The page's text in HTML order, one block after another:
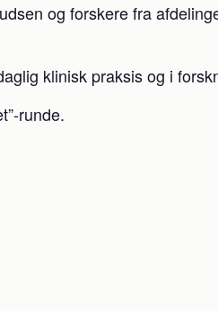
og forskere fra
klinisk praksis og i
runde.